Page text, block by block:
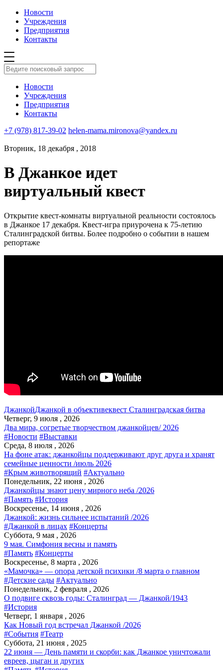
Новости
Учреждения
Предприятия
Контакты
Новости
Учреждения
Предприятия
Контакты
+7 (978) 817-39-02 helen-mama.mironova@yandex.ru
Вторник, 18 декабря , 2018
В Джанкое идет
виртуальный квест
Открытие квест-комнаты виртуальной реальности состоялось
в Джанкое 17 декабря. Квест-игра приурочена к 75-летию
Сталинградской битвы. Более подробно о событии в нашем
репортаже
ДжанкойДжанкой в объективеквест Сталинградская битва
Четверг, 9 июля , 2026
Два мира, согретые творчеством джанкойцев/ 2026
#Новости #Выставки
Среда, 8 июля , 2026
На фоне атак: джанкойцы поддерживают друг друга и хранят
семейные ценности /июль 2026
#Крым животворящий #Актуально
Понедельник, 22 июня , 2026
Джанкойцы знают цену мирного неба /2026
#Память #История
Воскресенье, 14 июня , 2026
Джанкой: жизнь сильнее испытаний /2026
#Джанкой в лицах #Концерты
Суббота, 9 мая , 2026
9 мая. Симфония весны и память
#Память #Концерты
Воскресенье, 8 марта , 2026
«Мамочка» — опора детской психики /8 марта о главном
#Детские сады #Актуально
Понедельник, 2 февраля , 2026
О подвиге сквозь годы: Сталинград — Джанкой/1943
#История
Четверг, 1 января , 2026
Как Новый год встречал Джанкой /2026
#События #Театр
Суббота, 21 июня , 2025
22 июня — День памяти и скорби: как Джанкое уничтожали
евреев, цыган и других